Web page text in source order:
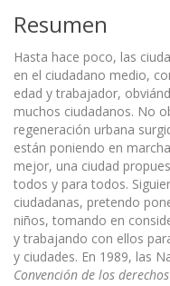
Resumen
Hasta hace poco, las
en el ciudadano medio,
edad y trabajador,
muchos ciudadanos. No
regeneración urbana
están poniendo en
mejor, una ciudad
todos y para todos.
ciudadanas, pretendo
niños, tomando en
y trabajando con ellos
y ciudades. En 1989, las
Convención de los